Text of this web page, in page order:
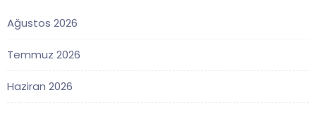
Ağustos 2026
Temmuz 2026
Haziran 2026